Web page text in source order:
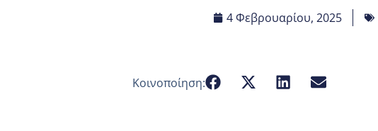
4 Φεβρουαρίου, 2025
Κοινοποίηση: